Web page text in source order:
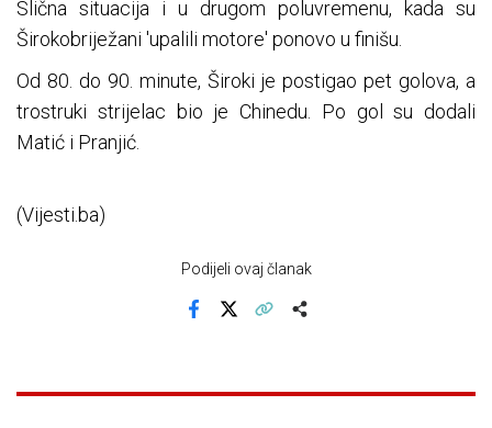
Slična situacija i u drugom poluvremenu, kada su
Širokobriježani 'upalili motore' ponovo u finišu.
Od 80. do 90. minute, Široki je postigao pet golova, a
trostruki strijelac bio je Chinedu. Po gol su dodali
Matić i Pranjić.
(Vijesti.ba)
Podijeli ovaj članak